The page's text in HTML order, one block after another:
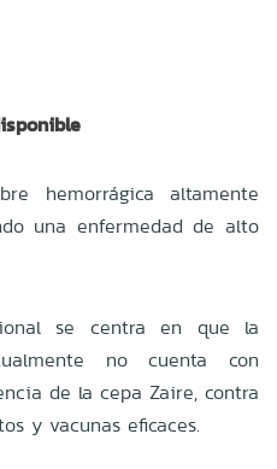
hemorrágica altamente
una enfermedad de alto
se centra en que la
no cuenta con
de la cepa Zaire, contra
y vacunas eficaces.